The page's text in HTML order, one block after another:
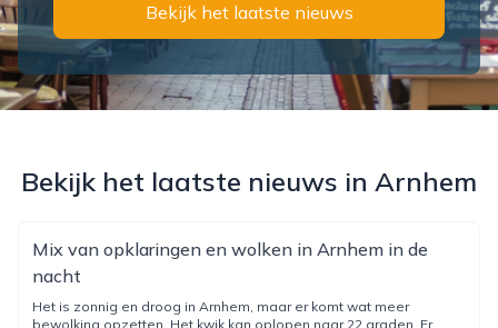
Bekijk het laatste nieuws
Bekijk het laatste nieuws in Arnhem
Mix van opklaringen en wolken in Arnhem in de
nacht
Het is zonnig en droog in Arnhem, maar er komt wat meer
bewolking opzetten. Het kwik kan oplopen naar 22 graden. Er